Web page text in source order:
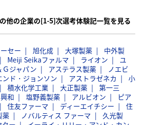
他の企業の[1-5]次選考体験記一覧を見る
セー 旭化成 大塚製薬
中外製
Meiji Seikaファルマ ライオン
ユ
Ｇジャパン アステラス製薬
ノエビ
ド・ジョンソン アストラゼネカ
小
積水化学工業 大正製薬
第一三
興和 塩野義製薬 アルビオン
ピア
住友ファーマ ディーエイチシー
住
薬 ノバルティス ファーマ
久光製